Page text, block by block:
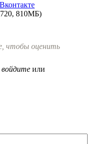
Вконтакте
810МБ)
чтобы оценить
войдите или